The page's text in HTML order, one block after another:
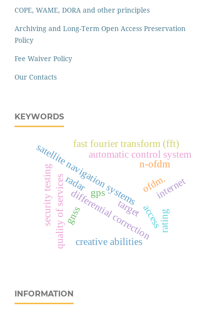
COPE, WAME, DORA and other principles
Archiving and Long-Term Open Access Preservation
Policy
Fee Waiver Policy
Our Contacts
KEYWORDS
satellite navigation systems
gps
automatic control system
gnss
differential correction
n-ofdm
ofdm.
fast fourier transform (fft)
creative abilities
internet
access
quality of services rating
radar
target
security testing
INFORMATION